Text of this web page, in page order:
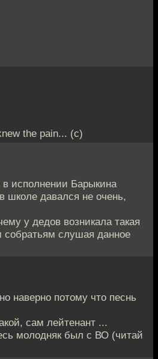
the pain... (c)
исполнении Барыкина
школе давался не очень,
у дедов возникала такая
слушая данное
наверно потому что песнь
сам лейтенант ...
молодняк был с ВО (читай